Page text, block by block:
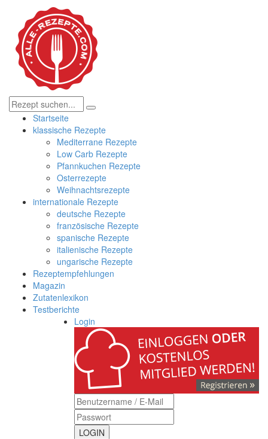
Startseite
klassische Rezepte
Mediterrane Rezepte
Low Carb Rezepte
Pfannkuchen Rezepte
Osterrezepte
Weihnachtsrezepte
internationale Rezepte
deutsche Rezepte
französische Rezepte
spanische Rezepte
italienische Rezepte
ungarische Rezepte
Rezeptempfehlungen
Magazin
Zutatenlexikon
Testberichte
Login
LOGIN